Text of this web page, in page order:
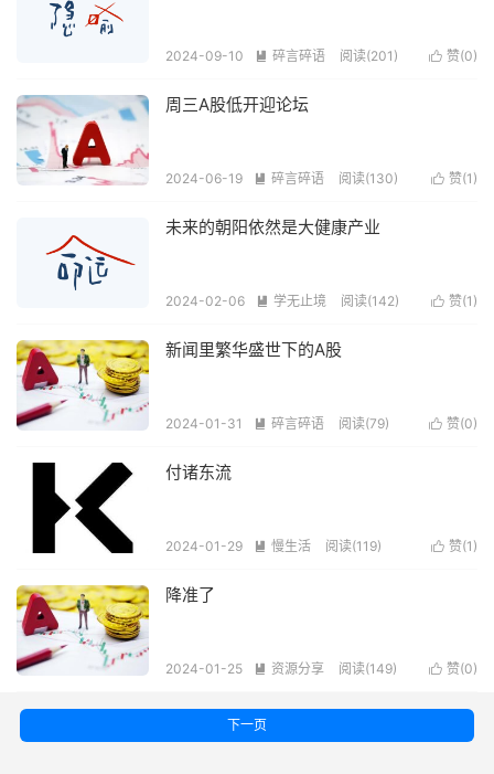
 赞(0)
2024-09-10  碎言碎语 阅读(201 )
周三A股低开迎论坛
 赞(1 )
2024-06-19  碎言碎语 阅读(130)
未来的朝阳依然是大健康产业
 赞(1 )
2024-02-06  学无止境 阅读(142)
新闻里繁华盛世下的A股
 赞(0)
2024-01-31  碎言碎语 阅读(79)
付诸东流
 赞(1 )
2024-01-29  慢生活 阅读(119)
降准了
 赞(0)
2024-01-25  资源分享 阅读(149)
下一页